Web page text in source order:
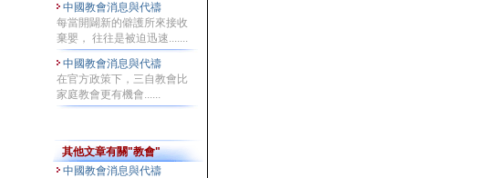
中國教會消息與代禱
每當開闢新的僻護所來接收
棄嬰， 往往是被迫迅速.......
中國教會消息與代禱
在官方政策下，三自教會比
家庭教會更有機會......
其他文章有關"教會"
中國教會消息與代禱